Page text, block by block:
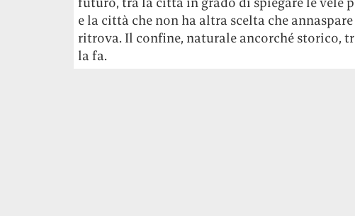
e la città che non ha altra scelta che
ritrova. Il confine, naturale ancorché storico,
la fa.